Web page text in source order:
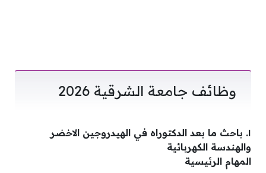
وظائف جامعة الشرقية 2026
١. باحث ما بعد الدكتوراه في الهيدروجين الاخضر
والهندسة الكهربائية
المهام الرئيسية